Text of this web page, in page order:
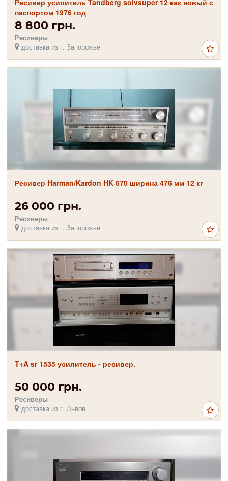
Ресивер усилитель Tandberg solvsuper 12 как новый с
паспортом 1976 год
8 800 грн.
Ресиверы
доставка из г. Запорожье
Ресивер Harman/Kardon HK 670 ширина 476 мм 12 кг
26 000 грн.
Ресиверы
доставка из г. Запорожье
T+A sr 1535 усилитель - ресивер.
50 000 грн.
Ресиверы
доставка из г. Львов